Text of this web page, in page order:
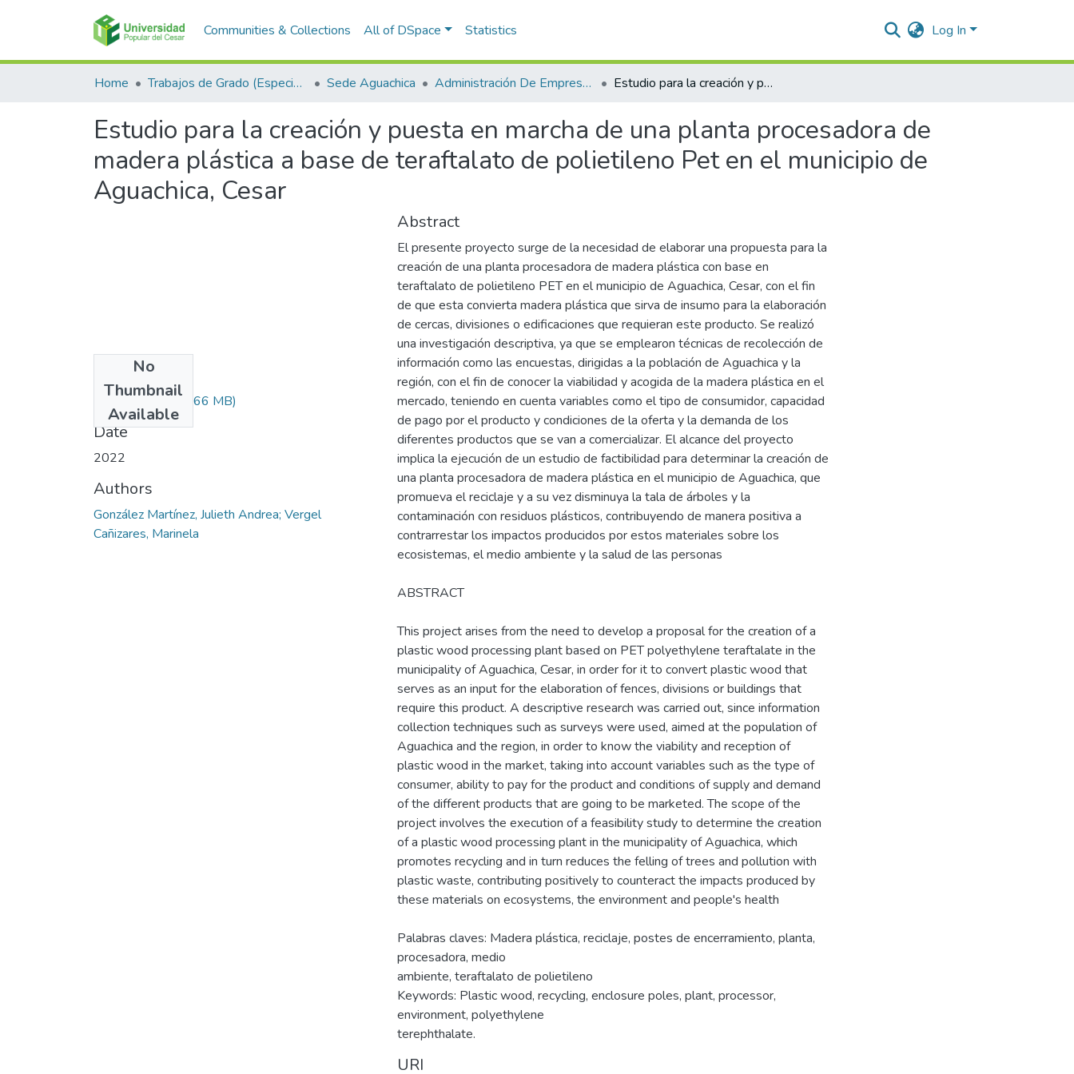
Communities & Collections All of DSpace Statistics Log In
Home Trabajos de Grado (Especializaciones y Pregrados) Sede Aguachica Administración De Empresas Estudio para la creación y puesta en marcha de una planta procesadora de madera plástica a base de teraftalato de polietileno Pet en el municipio de Aguachica, Cesar
Estudio para la creación y puesta en marcha de una planta procesadora de
madera plástica a base de teraftalato de polietileno Pet en el municipio de
Aguachica, Cesar
No
Thumbnail
Available
PROYECTO.pdf(1.66 MB)
Date
2022
Authors
González Martínez, Julieth Andrea; Vergel
Cañizares, Marinela
Abstract
El presente proyecto surge de la necesidad de elaborar una propuesta para la
creación de una planta procesadora de madera plástica con base en
teraftalato de polietileno PET en el municipio de Aguachica, Cesar, con el fin
de que esta convierta madera plástica que sirva de insumo para la elaboración
de cercas, divisiones o edificaciones que requieran este producto. Se realizó
una investigación descriptiva, ya que se emplearon técnicas de recolección de
información como las encuestas, dirigidas a la población de Aguachica y la
región, con el fin de conocer la viabilidad y acogida de la madera plástica en el
mercado, teniendo en cuenta variables como el tipo de consumidor, capacidad
de pago por el producto y condiciones de la oferta y la demanda de los
diferentes productos que se van a comercializar. El alcance del proyecto
implica la ejecución de un estudio de factibilidad para determinar la creación de
una planta procesadora de madera plástica en el municipio de Aguachica, que
promueva el reciclaje y a su vez disminuya la tala de árboles y la
contaminación con residuos plásticos, contribuyendo de manera positiva a
contrarrestar los impactos producidos por estos materiales sobre los
ecosistemas, el medio ambiente y la salud de las personas
ABSTRACT
This project arises from the need to develop a proposal for the creation of a
plastic wood processing plant based on PET polyethylene teraftalate in the
municipality of Aguachica, Cesar, in order for it to convert plastic wood that
serves as an input for the elaboration of fences, divisions or buildings that
require this product. A descriptive research was carried out, since information
collection techniques such as surveys were used, aimed at the population of
Aguachica and the region, in order to know the viability and reception of
plastic wood in the market, taking into account variables such as the type of
consumer, ability to pay for the product and conditions of supply and demand
of the different products that are going to be marketed. The scope of the
project involves the execution of a feasibility study to determine the creation
of a plastic wood processing plant in the municipality of Aguachica, which
promotes recycling and in turn reduces the felling of trees and pollution with
plastic waste, contributing positively to counteract the impacts produced by
these materials on ecosystems, the environment and people's health
Palabras claves: Madera plástica, reciclaje, postes de encerramiento, planta,
procesadora, medio
ambiente, teraftalato de polietileno
Keywords: Plastic wood, recycling, enclosure poles, plant, processor,
environment, polyethylene
terephthalate.
URI